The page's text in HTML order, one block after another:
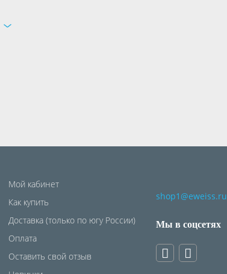
Мой кабинет
Как купить
Доставка (только по югу России)
Оплата
Оставить свой отзыв
shop1@eweiss.ru
Мы в соцсетях